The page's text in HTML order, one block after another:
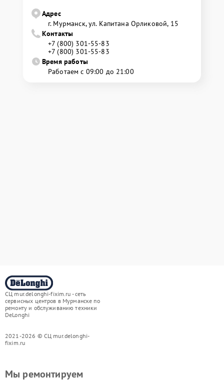
Адрес
г. Мурманск, ул. Капитана Орликовой, 15
Контакты
+7 (800) 301-55-83
+7 (800) 301-55-83
Время работы
Работаем с 09:00 до 21:00
СЦ mur.delonghi-fixim.ru - сеть
сервисных центров в Мурманске по
ремонту и обслуживанию техники
DeLonghi
2021-2026 © СЦ mur.delonghi-
fixim.ru
Мы ремонтируем